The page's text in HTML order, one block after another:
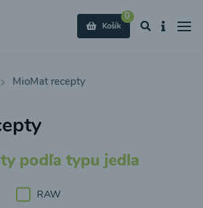
0
Košík
MioMat recepty
podľa typu jedla
RAW